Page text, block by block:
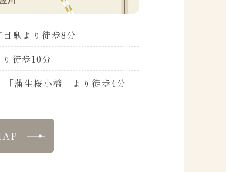
駅より 徒歩8分
徒歩10分
蒲生桜小橋」より徒歩4分